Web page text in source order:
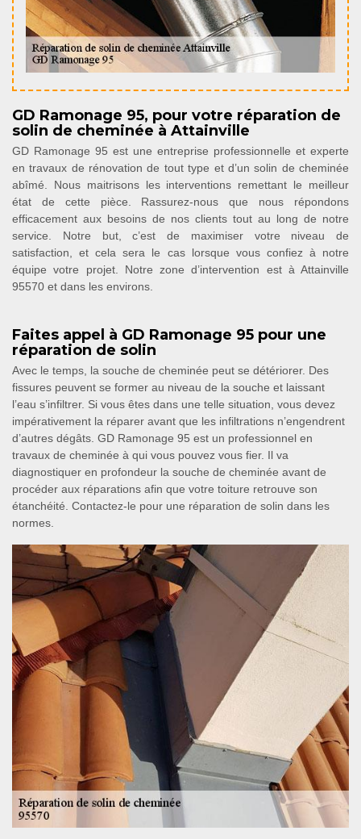
GD Ramonage 95, pour votre réparation de
solin de cheminée à Attainville
GD Ramonage 95 est une entreprise professionnelle et experte
en travaux de rénovation de tout type et d’un solin de cheminée
abîmé. Nous maitrisons les interventions remettant le meilleur
état de cette pièce. Rassurez-nous que nous répondons
efficacement aux besoins de nos clients tout au long de notre
service. Notre but, c’est de maximiser votre niveau de
satisfaction, et cela sera le cas lorsque vous confiez à notre
équipe votre projet. Notre zone d’intervention est à Attainville
95570 et dans les environs.
Faites appel à GD Ramonage 95 pour une
réparation de solin
Avec le temps, la souche de cheminée peut se détériorer. Des
fissures peuvent se former au niveau de la souche et laissant
l’eau s’infiltrer. Si vous êtes dans une telle situation, vous devez
impérativement la réparer avant que les infiltrations n’engendrent
d’autres dégâts. GD Ramonage 95 est un professionnel en
travaux de cheminée à qui vous pouvez vous fier. Il va
diagnostiquer en profondeur la souche de cheminée avant de
procéder aux réparations afin que votre toiture retrouve son
étanchéité. Contactez-le pour une réparation de solin dans les
normes.